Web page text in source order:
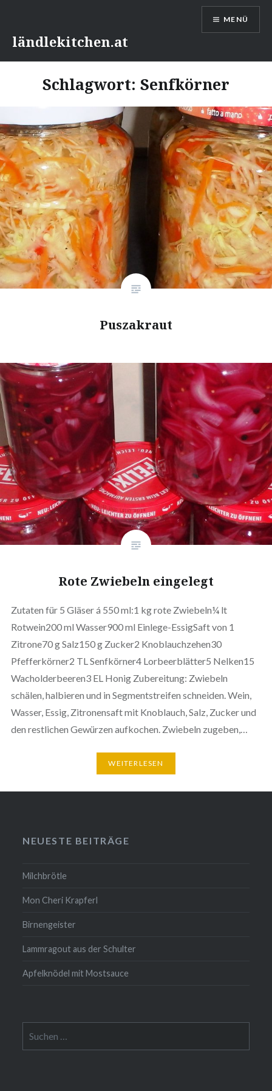
Inhaltländlekitchen.at
MENÜ
Schlagwort: Senfkörner
Puszakraut
Rote Zwiebeln eingelegt
Zutaten für 5 Gläser á 550 ml:1 kg rote Zwiebeln¼ lt
Rotwein200 ml Wasser900 ml Einlege-EssigSaft von 1
Zitrone70 g Salz150 g Zucker2 Knoblauchzehen30
Pfefferkörner2 TL Senfkörner4 Lorbeerblätter5 Nelken15
Wacholderbeeren3 EL Honig Zubereitung: Zwiebeln
schälen, halbieren und in Segmentstreifen schneiden. Wein,
Wasser, Essig, Zitronensaft mit Knoblauch, Salz, Zucker und
den restlichen Gewürzen aufkochen. Zwiebeln zugeben,…
WEITERLESEN
NEUESTE BEITRÄGE
Milchbrötle
Mon Cheri Krapferl
Birnengeister
Lammragout aus der Schulter
Apfelknödel mit Mostsauce
nach: